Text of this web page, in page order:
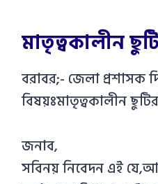
মাতৃত্বকালীন
বরাবর;- জেলা প্রশাসক
বিষয়ঃমাতৃত্বকালীন
জনাব,
সবিনয় নিবেদন এই